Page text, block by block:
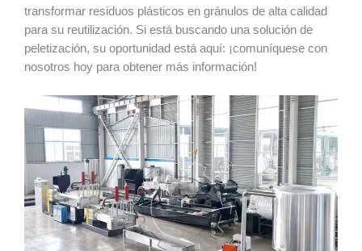
transformar residuos plásticos en gránulos de alta calidad
para su reutilización. Si está buscando una solución de
peletización, su oportunidad está aquí: ¡comuníquese con
nosotros hoy para obtener más información!